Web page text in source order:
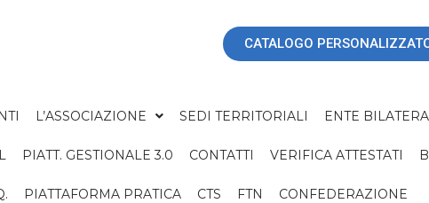
CATALOGO
L’ASSOCIAZIONE SEDI TERRITORIALI ENTE
PIATT. GESTIONALE 3.0 CONTATTI VERIFICA ATTESTATI
PIATTAFORMA PRATICA CTS FTN CONFEDERAZIONE